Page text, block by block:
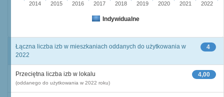
Indywidualne
2014 2015 2016 2017 2018 2019 2020 2021 2022
4
Łączna liczba izb w mieszkaniach oddanych do użytkowania w
2022
4,00
Przeciętna liczba izb w lokalu
(oddanego do użytkowania w 2022 roku)